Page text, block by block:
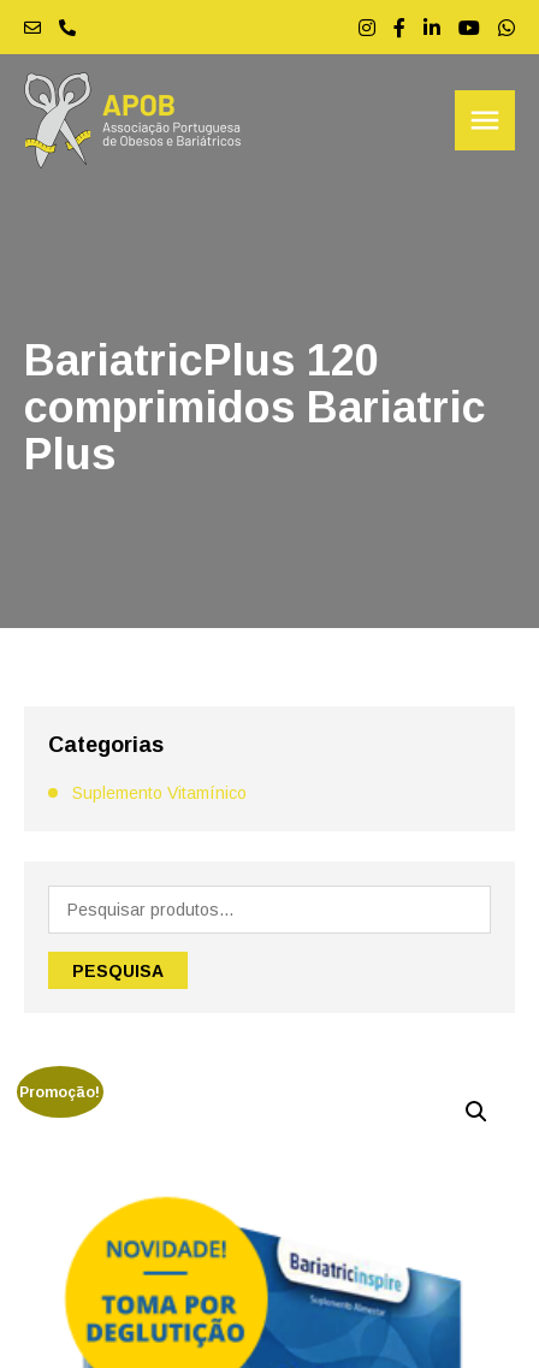
menu
BariatricPlus 120
comprimidos Bariatric
Plus
Categorias
Suplemento Vitamínico
Pesquisar
por:
PESQUISA
Promoção!